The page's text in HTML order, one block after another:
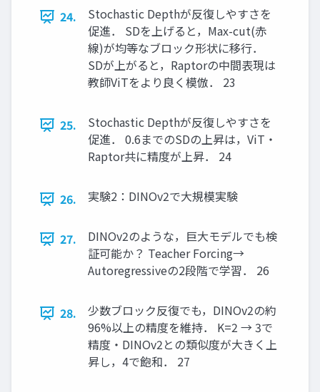
24.
Stochastic Depthが反復しやすさを
促進． SDを上げると，Max-cut(赤
線)が均等なブロック形状に移行．
SDが上がると，Raptorの中間表現は
教師ViTをより良く模倣． 23
25.
Stochastic Depthが反復しやすさを
促進． 0.6までのSDの上昇は，ViT・
Raptor共に精度が上昇． 24
26. 実験2：DINOv2で大規模実験
27.
DINOv2のような，巨大モデルでも検
証可能か？ Teacher Forcing→
Autoregressiveの2段階で学習． 26
28.
少数ブロック反復でも，DINOv2の約
96%以上の精度を維持． K=2 → 3で
精度・DINOv2との類似度が大きく上
昇し，4で飽和． 27